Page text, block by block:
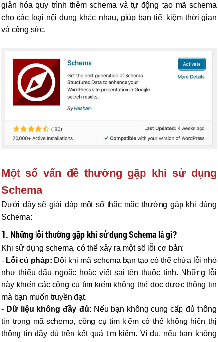
giản hóa quy trình thêm schema và tự động tạo mã schema
cho các loại nội dung khác nhau, giúp bạn tiết kiệm thời gian
và công sức.
Một số vấn đề thường gặp khi sử dụng
Schema
Dưới đây sẽ giải đáp một số thắc mắc thường gặp khi dùng
Schema:
1. Những lỗi thường gặp khi sử dụng Schema là gì?
Khi sử dụng schema, có thể xảy ra một số lỗi cơ bản:
- Lỗi cú pháp: Đôi khi mã schema bạn tạo có thể chứa lỗi nhỏ
như thiếu dấu ngoặc hoặc viết sai tên thuộc tính. Những lỗi
này khiến các công cụ tìm kiếm không thể đọc được thông tin
mà bạn muốn truyền đạt.
- Dữ liệu không đầy đủ: Nếu bạn không cung cấp đủ thông
tin trong mã schema, công cụ tìm kiếm có thể không hiển thị
thông tin đầy đủ trên kết quả tìm kiếm. Ví dụ, nếu bạn không